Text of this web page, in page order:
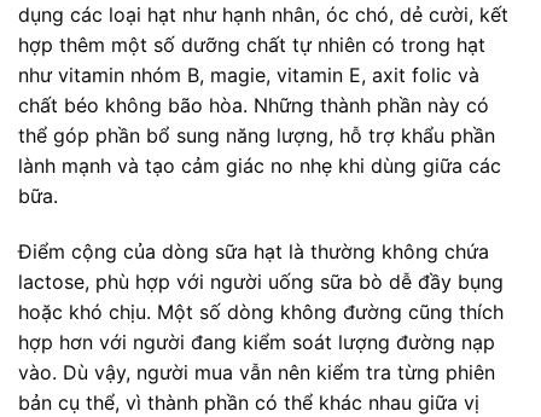
dụng các loại hạt như hạnh nhân, óc chó, dẻ cười, kết
hợp thêm một số dưỡng chất tự nhiên có trong hạt
như vitamin nhóm B, magie, vitamin E, axit folic và
chất béo không bão hòa. Những thành phần này có
thể góp phần bổ sung năng lượng, hỗ trợ khẩu phần
lành mạnh và tạo cảm giác no nhẹ khi dùng giữa các
bữa.
Điểm cộng của dòng sữa hạt là thường không chứa
lactose, phù hợp với người uống sữa bò dễ đầy bụng
hoặc khó chịu. Một số dòng không đường cũng thích
hợp hơn với người đang kiểm soát lượng đường nạp
vào. Dù vậy, người mua vẫn nên kiểm tra từng phiên
bản cụ thể, vì thành phần có thể khác nhau giữa vị